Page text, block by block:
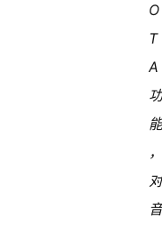
O
T
A